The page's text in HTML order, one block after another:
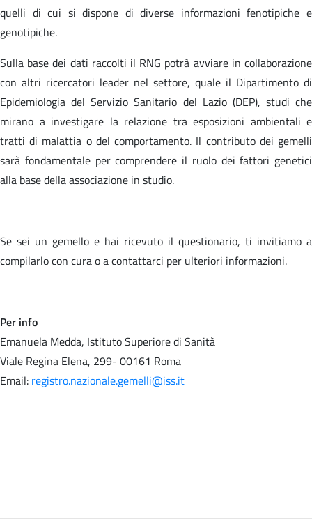
quelli di cui si dispone di diverse informazioni fenotipiche e
genotipiche.
Sulla base dei dati raccolti il RNG potrà avviare in collaborazione
con altri ricercatori leader nel settore, quale il Dipartimento di
Epidemiologia del Servizio Sanitario del Lazio (DEP), studi che
mirano a investigare la relazione tra esposizioni ambientali e
tratti di malattia o del comportamento. Il contributo dei gemelli
sarà fondamentale per comprendere il ruolo dei fattori genetici
alla base della associazione in studio.
Se sei un gemello e hai ricevuto il questionario, ti invitiamo a
compilarlo con cura o a contattarci per ulteriori informazioni.
Per info
Emanuela Medda, Istituto Superiore di Sanità
Viale Regina Elena, 299- 00161 Roma
Email: registro.nazionale.gemelli@iss.it